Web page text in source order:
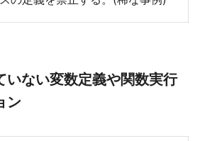
いない変数定義や関数実行
ン